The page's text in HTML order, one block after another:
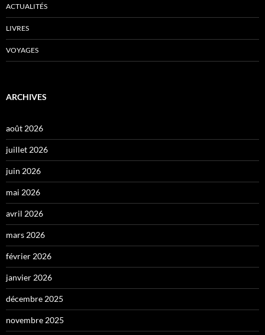
ACTUALITÉS
LIVRES
VOYAGES
ARCHIVES
août 2026
juillet 2026
juin 2026
mai 2026
avril 2026
mars 2026
février 2026
janvier 2026
décembre 2025
novembre 2025